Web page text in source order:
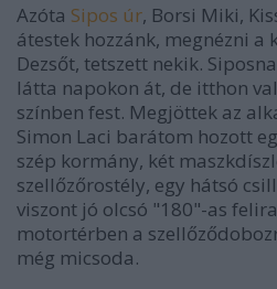
Azóta Sipos úr, Borsi Miki,
átestek hozzánk, megnézni a
Dezsőt, tetszett nekik.
látta napokon át, de itthon
színben fest. Megjöttek az
Simon Laci barátom hozott
szép kormány, két
szellőzőrostély, egy hátsó
viszont jó olcsó "180"-as
motortérben a
még micsoda.